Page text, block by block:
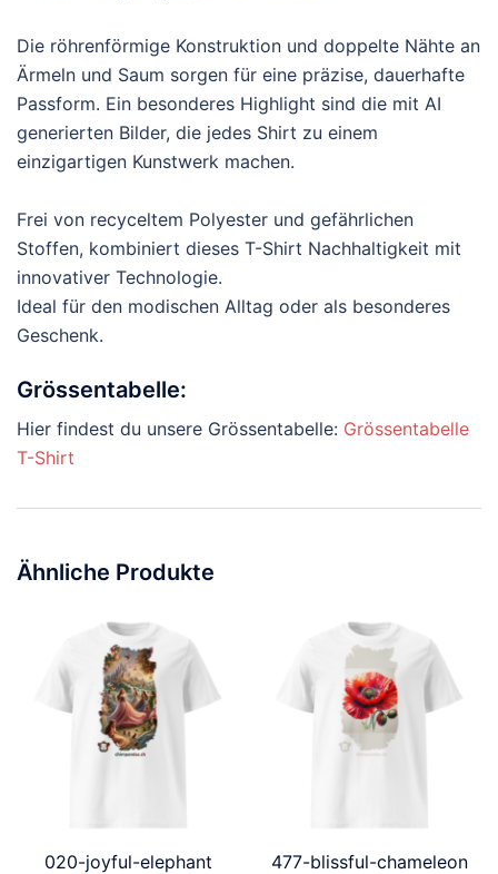
Die röhrenförmige Konstruktion und doppelte Nähte an
Ärmeln und Saum sorgen für eine präzise, dauerhafte
Passform. Ein besonderes Highlight sind die mit AI
generierten Bilder, die jedes Shirt zu einem
einzigartigen Kunstwerk machen.
Frei von recyceltem Polyester und gefährlichen
Stoffen, kombiniert dieses T-Shirt Nachhaltigkeit mit
innovativer Technologie.
Ideal für den modischen Alltag oder als besonderes
Geschenk.
Grössentabelle:
Hier findest du unsere Grössentabelle: Grössentabelle
T-Shirt
Ähnliche Produkte
020-joyful-elephant 477-blissful-chameleon